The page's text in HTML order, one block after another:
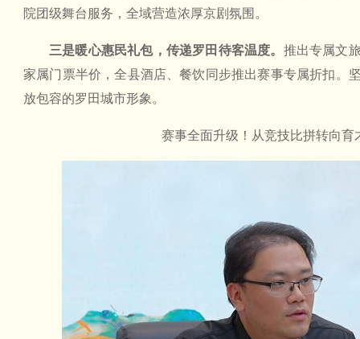
院团级舞台服务，全域营造浓厚京剧氛围。
三是暖心惠民礼包，传递罗田待客温度。 推出专属文
家属门票半价，全县酒店、餐饮同步推出赛事专属折扣。
放包容的罗田城市形象。
赛事全面升级！从竞技比拼转向育